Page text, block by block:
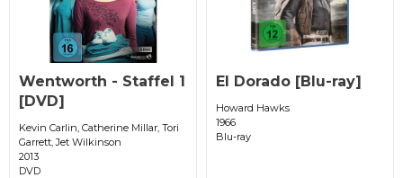
Wentworth - Staffel 1
[DVD]
Kevin Carlin, Catherine Millar, Tori
Garrett, Jet Wilkinson
2013
DVD
El Dorado [Blu-ray]
Howard Hawks
1966
Blu-ray